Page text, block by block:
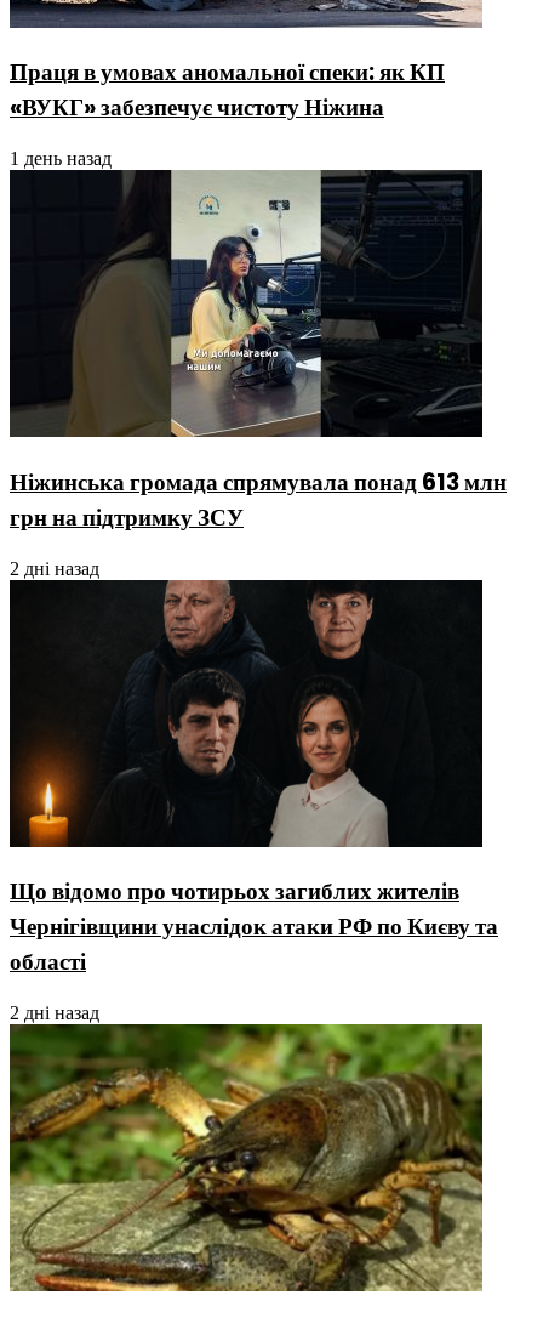
Праця в умовах аномальної спеки: як КП
«ВУКГ» забезпечує чистоту Ніжина
1 день назад
Ніжинська громада спрямувала понад 613 млн
грн на підтримку ЗСУ
2 дні назад
Що відомо про чотирьох загиблих жителів
Чернігівщини унаслідок атаки РФ по Києву та
області
2 дні назад